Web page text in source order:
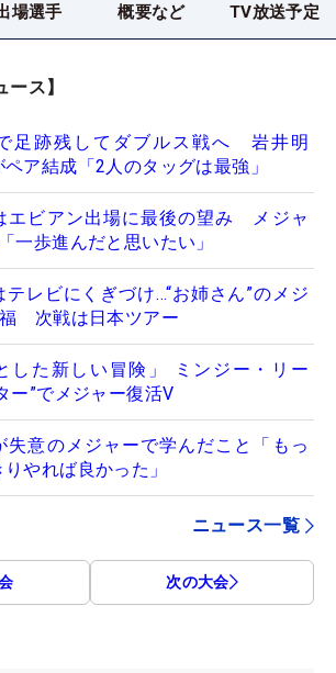
場選手 概要など TV放送予定
ース】
足跡残してダブルス戦へ 岩井明
ア結成「2人のタッグは最強」
エビアン出場に最後の望み メジャ
一歩進んだと思いたい」
テレビにくぎづけ…“お姉さん”のメジ
次戦は日本ツアー
した新しい冒険」 ミンジー・リー
ー”でメジャー復活V
失意のメジャーで学んだこと「もっ
やれば良かった」
ニュース一覧
次の大会